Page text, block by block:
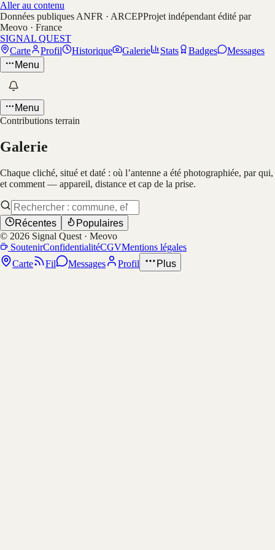
Aller au contenu
Données publiques ANFR · ARCEPProjet indépendant édité par
Meovo · France
SIGNAL QUEST
Carte
Profil Historique Galerie Stats Badges
Messages
Menu
Menu
Contributions terrain
Galerie
Chaque cliché, situé et daté : où l’antenne a été photographiée, par qui,
et comment — appareil, distance et cap de la prise.
Récentes
Populaires
© 2026 Signal Quest · Meovo
SoutenirConfidentialitéCGVMentions légales
Carte
Fil Messages Profil Plus